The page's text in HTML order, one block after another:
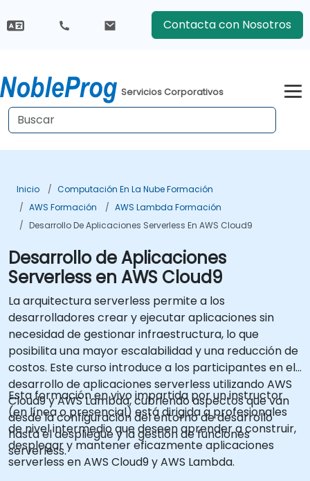
Contacta con Nosotros
Servicios Corporativos
Inicio
Computación En La Nube Formación
AWS Formación
AWS Lambda Formación
Desarrollo De Aplicaciones Serverless En AWS Cloud9
Desarrollo de Aplicaciones
Serverless en AWS Cloud9
La arquitectura serverless permite a los
desarrolladores crear y ejecutar aplicaciones sin
necesidad de gestionar infraestructura, lo que
posibilita una mayor escalabilidad y una reducción de
costos. Este curso introduce a los participantes en el
desarrollo de aplicaciones serverless utilizando AWS
Cloud9 y AWS Lambda, cubriendo aspectos que van
desde la configuración del entorno de desarrollo
hasta el despliegue y la gestión de funciones
serverless.
Esta formación en vivo impartida por un instructor
(en línea o presencial) está dirigida a profesionales
de nivel intermedio que deseen aprender a construir,
desplegar y mantener eficazmente aplicaciones
serverless en AWS Cloud9 y AWS Lambda.